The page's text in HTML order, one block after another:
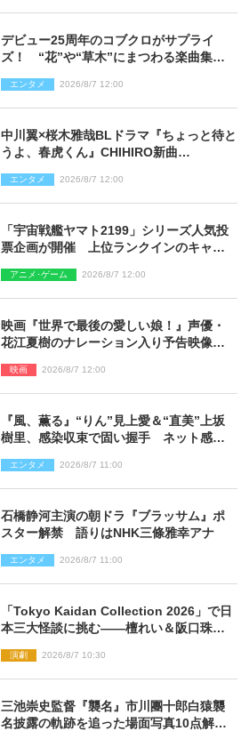
デビュー25周年のコブクロがサプライ
ズ！ “花”や“草木”にまつわる楽曲集め
信リリース
エンタメ 2026/8/7 12:00
中川翼×桜木雅哉BLドラマ『ちょっと待と
うよ、春虎くん』CHIHIRO新曲
エンタメ 2026/8/7 12:00
「宇宙戦艦ヤマト2199」シリーズ人気投
票企画が開催 上位ランクインのキャラ
を制作
アニメ･ゲーム 2026/8/7 12:00
映画『世界で最後の愛しい娘！』声優・
花江夏樹のナレーション入り予告映像解
い！」
映画 2026/8/7 12:00
『風、薫る』“りん”見上愛＆“直美”上坂
樹里、感染収束で固い握手 ネット感動
エンタメ 2026/8/7 11:00
石橋静河主演の朝ドラ『ブラッサム』ポ
スター解禁 語りはNHK三條雅幸アナ
エンタメ 2026/8/7 11:00
「Tokyo Kaidan Collection 2026」で日
本三大怪談に挑む――檀れい＆阪口珠美
演劇 2026/8/7 10:30
三池崇史監督『襲名』市川團十郎白猿襲
名披露の軌跡を追った場面写真10点解